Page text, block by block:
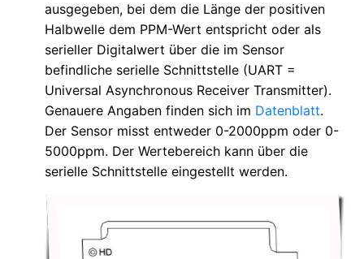
ausgegeben, bei dem die Länge der positiven
Halbwelle dem PPM-Wert entspricht oder als
serieller Digitalwert über die im Sensor
befindliche serielle Schnittstelle (UART =
Universal Asynchronous Receiver Transmitter).
Genauere Angaben finden sich im Datenblatt.
Der Sensor misst entweder 0-2000ppm oder 0-
5000ppm. Der Wertebereich kann über die
serielle Schnittstelle eingestellt werden.